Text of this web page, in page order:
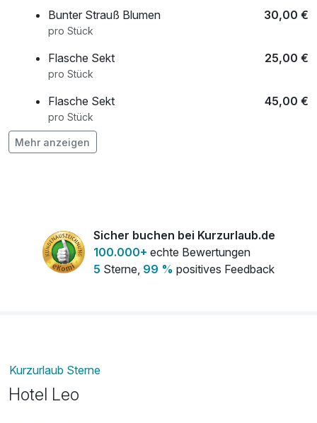
Bunter Strauß Blumen
30,00 €
pro Stück
Flasche Sekt 25,00 €
pro Stück
Flasche Sekt 45,00 €
pro Stück
Obstkorb
Mehr anzeigen
Sicher buchen bei Kurzurlaub.de
100.000+ echte Bewertungen
5 Sterne, 99 % positives Feedback
Kurzurlaub Sterne
Hotel Leo